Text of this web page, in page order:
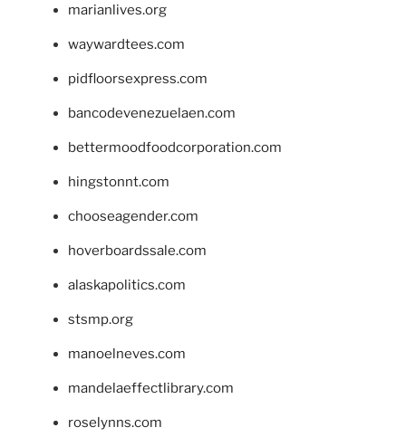
marianlives.org
waywardtees.com
pidfloorsexpress.com
bancodevenezuelaen.com
bettermoodfoodcorporation.com
hingstonnt.com
chooseagender.com
hoverboardssale.com
alaskapolitics.com
stsmp.org
manoelneves.com
mandelaeffectlibrary.com
roselynns.com